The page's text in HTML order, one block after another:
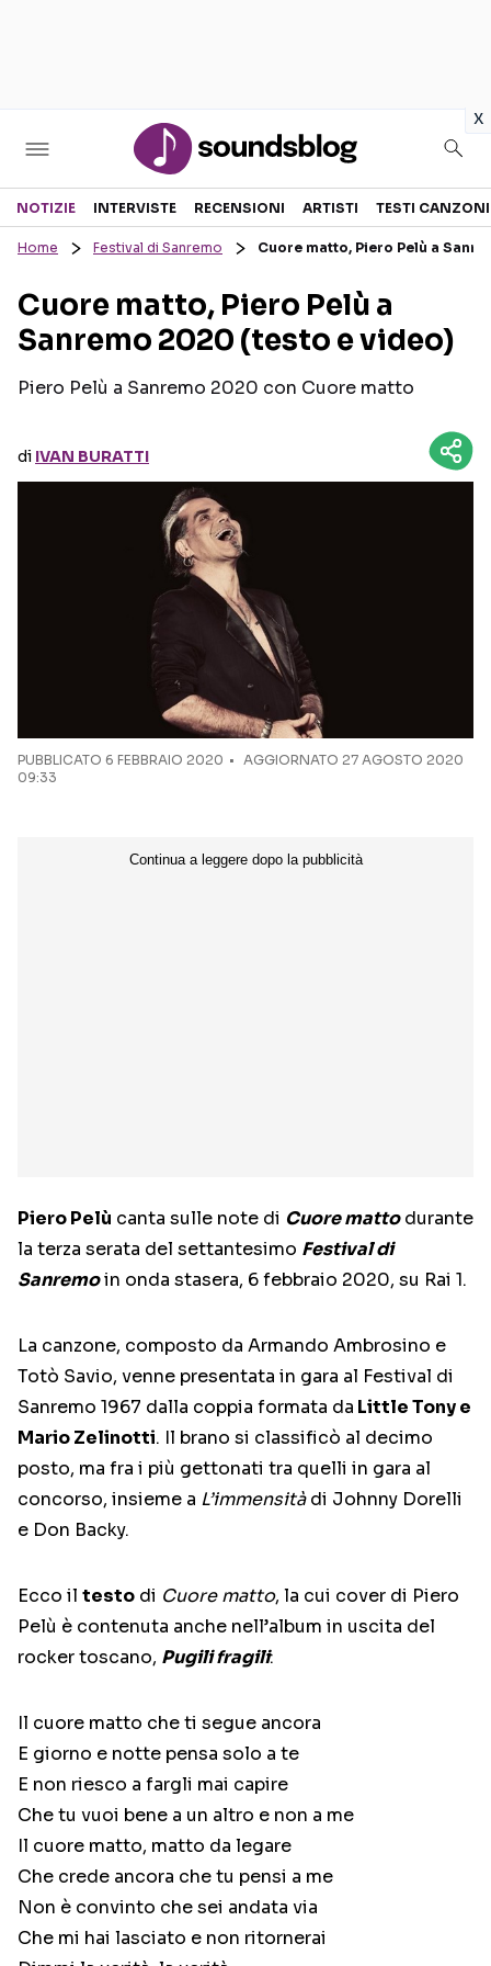
x
Sezioni
RECENSIONI MUSICALI
INTERVISTE
GOSSIP E CURIOSITÀ
TESTI CANZONI
TOUR ED EVENTI
TALENT SHOW
Seguici sui social
NOTIZIE INTERVISTE RECENSIONI ARTISTI TESTI CANZONI
Home Festival di Sanremo Cuore matto, Piero Pelù a
Cuore matto, Piero Pelù a
Sanremo 2020 (testo e video)
Piero Pelù a Sanremo 2020 con Cuore matto
di IVAN BURATTI
PUBBLICATO 6 FEBBRAIO 2020
AGGIORNATO 27 AGOSTO 2020
09:33
Piero Pelù canta sulle note di Cuore mattodurante
la terza serata del settantesimo Festival di
Sanremoin onda stasera, 6 febbraio 2020, su Rai 1.
La canzone, composto da Armando Ambrosino e
Totò Savio, venne presentata in gara al Festival di
Sanremo 1967 dalla coppia formata da Little Tony e
Mario Zelinotti. Il brano si classificò al decimo
posto, ma fra i più gettonati tra quelli in gara al
concorso, insieme a L’immensitàdi Johnny Dorelli
e Don Backy.
Ecco il testo di Cuore matto, la cui cover di Piero
Pelù è contenuta anche nell’album in uscita del
rocker toscano, Pugili fragili:
Il cuore matto che ti segue ancora
E giorno e notte pensa solo a te
E non riesco a fargli mai capire
Che tu vuoi bene a un altro e non a me
Il cuore matto, matto da legare
Che crede ancora che tu pensi a me
Non è convinto che sei andata via
Che mi hai lasciato e non ritornerai